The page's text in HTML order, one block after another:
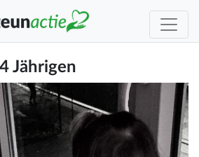
Jährigen